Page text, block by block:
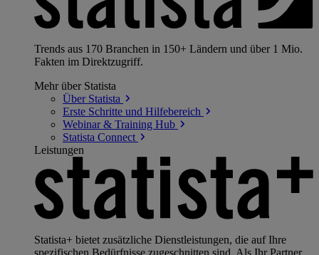
Trends aus 170 Branchen in 150+ Ländern und über 1 Mio.
Fakten im Direktzugriff.
Mehr über Statista
Über Statista
Erste Schritte und Hilfebereich
Webinar & Training Hub
Statista Connect
Leistungen
Statista+ bietet zusätzliche Dienstleistungen, die auf Ihre
spezifischen Bedürfnisse zugeschnitten sind. Als Ihr Partner